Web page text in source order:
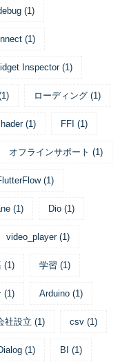
(1)
(1)
Inspector (1)
1) ローディング (1)
(1) FFI (1)
オフラインサポート (1)
(1)
(1) Dio (1)
video_player (1)
(1) 学習 (1)
(1) Arduino (1)
社設立 (1) csv (1)
(1) BI (1)